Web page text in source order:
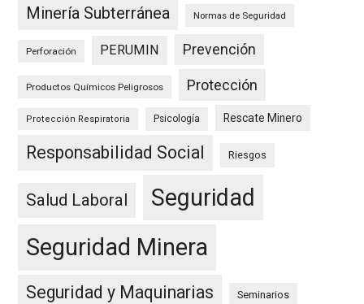
Minería Subterránea Normas de Seguridad
Perforación PERUMIN Prevención
Productos Químicos Peligrosos Protección
Protección Respiratoria Psicología Rescate Minero
Responsabilidad Social Riesgos
Salud Laboral
Seguridad
Seguridad Minera
Seguridad y Maquinarias Seminarios